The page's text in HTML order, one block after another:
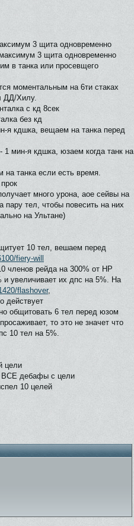
3 щита одновременно
3 щита одновременно
в танка или просевщего
моментальным на 6ти стаках
ДД/Хилу.
с кд 8сек
без кд
я кдшка, вещаем на танка перед
- 1 мин-я кдшка, юзаем когда танк на
на танка если есть время.
много урона, аое сейвы на
тел, чтобы повесить на них
на Ультане)
10 тел, вешаем перед
fiery-will
членов рейда на 300% от HP
увеличивает их дпс на 5%. На
flashover,
действует
общитовать 6 тел перед юзом
то это не значет что
10 тел на 5%.
цели
ВСЕ дебафы с цели
10 целей